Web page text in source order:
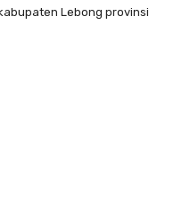
Lebong provinsi